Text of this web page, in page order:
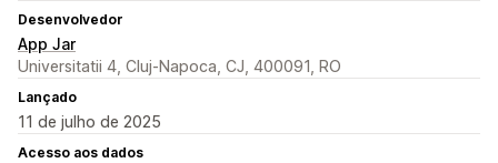
Desenvolvedor
App Jar
Universitatii 4, Cluj-Napoca, CJ, 400091, RO
Lançado
11 de julho de 2025
Acesso aos dados